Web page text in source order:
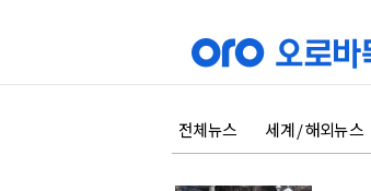
전체뉴스 세계 / 해외뉴스